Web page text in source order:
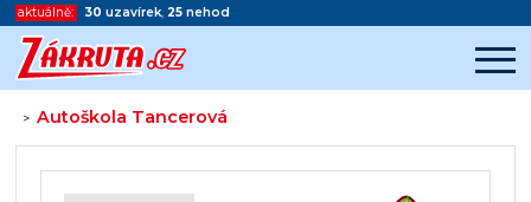
aktuálně: 30 uzavírek, 25 nehod
>Autoškola Tancerová
Začátek reklamy
Konec reklamy